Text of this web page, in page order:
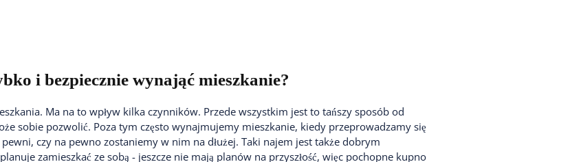
i bezpiecznie wynająć mieszkanie?
Ma na to wpływ kilka czynników. Przede wszystkim jest to tańszy sposób od
sobie pozwolić. Poza tym często wynajmujemy mieszkanie, kiedy przeprowadzamy się
czy na pewno zostaniemy w nim na dłużej. Taki najem jest także dobrym
zamieszkać ze sobą - jeszcze nie mają planów na przyszłość, więc pochopne kupno